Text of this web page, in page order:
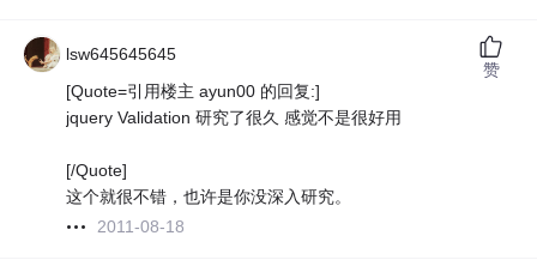
lsw645645645
[Quote=引用楼主 ayun00 的回复:]
jquery Validation 研究了很久 感觉不是很好用
[/Quote]
这个就很不错，也许是你没深入研究。
2011-08-18
赞